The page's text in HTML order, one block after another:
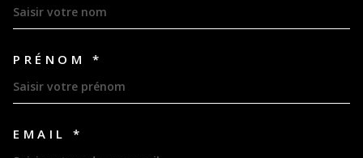
PRÉNOM *
EMAIL *